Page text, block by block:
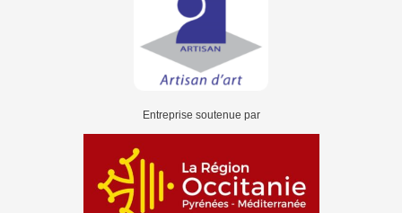
Entreprise soutenue par